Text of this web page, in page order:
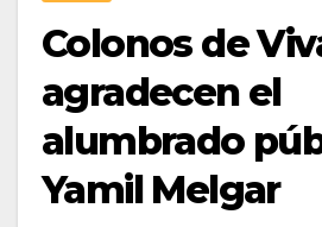
Colonos de
agradecen el
alumbrado
Yamil Melgar